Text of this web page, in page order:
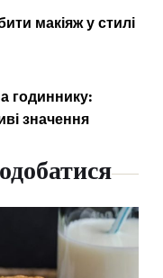
макіяж у стилі
годиннику:
значення